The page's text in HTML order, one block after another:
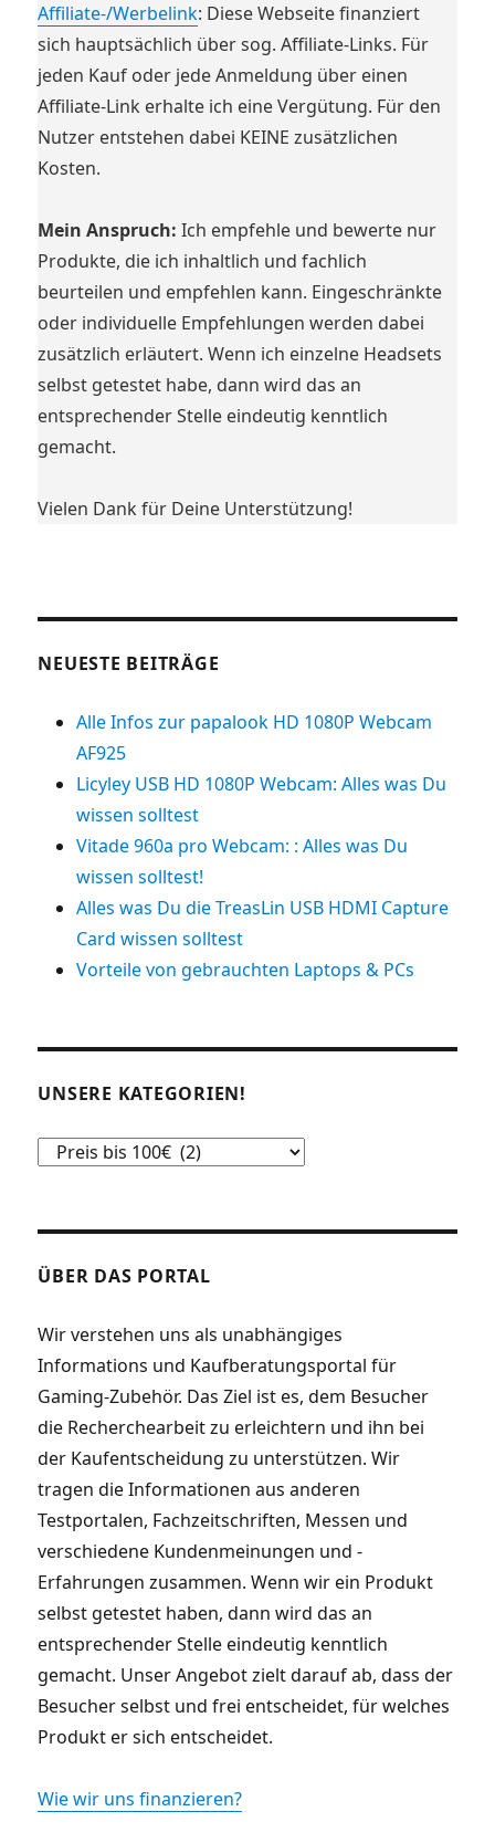
Affiliate-/Werbelink: Diese Webseite finanziert
sich hauptsächlich über sog. Affiliate-Links. Für
jeden Kauf oder jede Anmeldung über einen
Affiliate-Link erhalte ich eine Vergütung. Für den
Nutzer entstehen dabei KEINE zusätzlichen
Kosten.
Mein Anspruch: Ich empfehle und bewerte nur
Produkte, die ich inhaltlich und fachlich
beurteilen und empfehlen kann. Eingeschränkte
oder individuelle Empfehlungen werden dabei
zusätzlich erläutert. Wenn ich einzelne Headsets
selbst getestet habe, dann wird das an
entsprechender Stelle eindeutig kenntlich
gemacht.
Vielen Dank für Deine Unterstützung!
NEUESTE BEITRÄGE
Alle Infos zur papalook HD 1080P Webcam
AF925
Licyley USB HD 1080P Webcam: Alles was Du
wissen solltest
Vitade 960a pro Webcam: : Alles was Du
wissen solltest!
Alles was Du die TreasLin USB HDMI Capture
Card wissen solltest
Vorteile von gebrauchten Laptops & PCs
UNSERE KATEGORIEN!
Unsere
ÜBER DAS PORTAL
Wir verstehen uns als unabhängiges
Informations und Kaufberatungsportal für
Gaming-Zubehör. Das Ziel ist es, dem Besucher
die Recherchearbeit zu erleichtern und ihn bei
der Kaufentscheidung zu unterstützen. Wir
tragen die Informationen aus anderen
Testportalen, Fachzeitschriften, Messen und
verschiedene Kundenmeinungen und -
Erfahrungen zusammen. Wenn wir ein Produkt
selbst getestet haben, dann wird das an
entsprechender Stelle eindeutig kenntlich
gemacht. Unser Angebot zielt darauf ab, dass der
Besucher selbst und frei entscheidet, für welches
Produkt er sich entscheidet.
Wie wir uns finanzieren?